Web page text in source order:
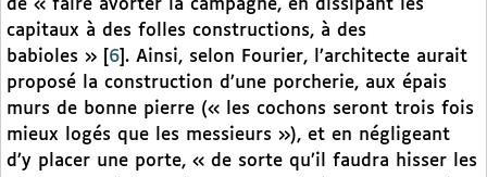
de « faire avorter la campagne, en dissipant les
capitaux à des folles constructions, à des
babioles »
6 . Ainsi, selon Fourier, l’architecte aurait
proposé la construction d’une porcherie, aux épais
murs de bonne pierre (« les cochons seront trois fois
mieux logés que les messieurs »), et en négligeant
d’y placer une porte, « de sorte qu’il faudra hisser les